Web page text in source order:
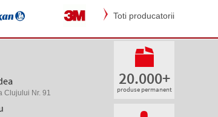
Toti producatorii
Clujului Nr. 91
20.000+
produse permanent